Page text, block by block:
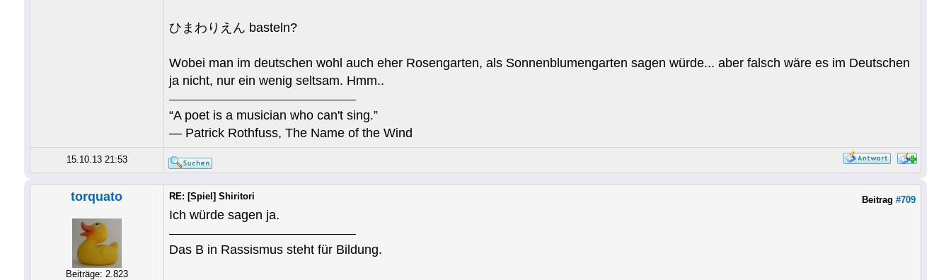
ひまわりえん basteln?
Wobei man im deutschen wohl auch eher Rosengarten, als Sonnenblumengarten sagen würde... aber falsch wäre es im Deutschen
ja nicht, nur ein wenig seltsam. Hmm..
“A poet is a musician who can't sing.”
― Patrick Rothfuss, The Name of the Wind
15.10.13 21:53
torquato
Beiträge: 2.823
Beitrag #709
RE: [Spiel] Shiritori
Ich würde sagen ja.
Das B in Rassismus steht für Bildung.